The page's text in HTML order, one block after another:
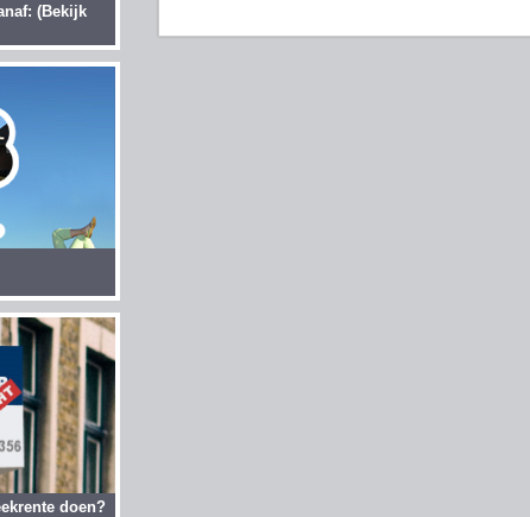
(Bekijk
doen?